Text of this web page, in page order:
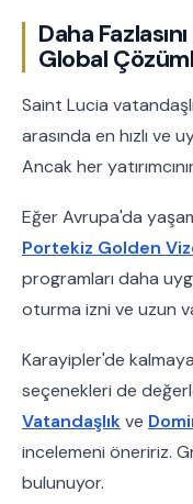
Daha
Global
Saint Lucia
arasında en hızlı ve
Ancak her
Eğer Avrupa'da
Portekiz Golden
programları daha
oturma izni ve uzun
Karayipler'de
seçenekleri de
Vatandaşlıkve
incelemeni öneririz.
bulunuyor.